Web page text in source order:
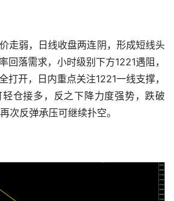
走弱，日线收盘两连阴，形成短线头
回落需求，小时级别下方1221遇阻，
打开，日内重点关注1221一线支撑，
仓接多，反之下降力度强势，跌破
次反弹承压可继续扑空。